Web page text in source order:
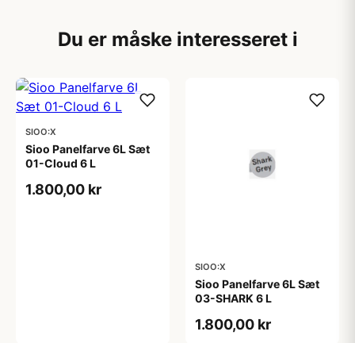
Du er måske interesseret i
SIOO:X
Sioo Panelfarve 6L Sæt
01-Cloud 6 L
1.800,00 kr
SIOO:X
Sioo Panelfarve 6L Sæt
03-SHARK 6 L
1.800,00 kr